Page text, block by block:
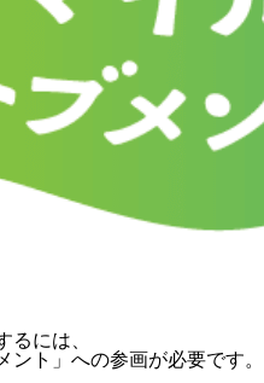
るには、
ト」への参画が必要です。